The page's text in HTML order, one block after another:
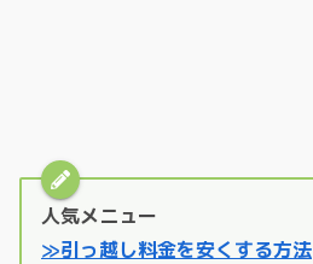
人気メニュー
≫引っ越し料金を安くする方法